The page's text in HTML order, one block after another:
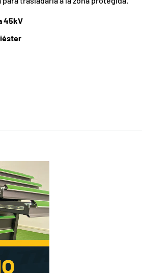
45kV